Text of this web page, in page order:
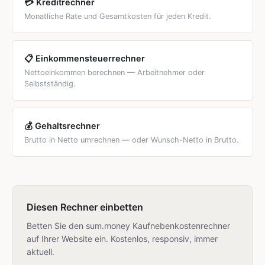
💳 Kreditrechner
Monatliche Rate und Gesamtkosten für jeden Kredit.
📋 Einkommensteuerrechner
Nettoeinkommen berechnen — Arbeitnehmer oder
Selbstständig.
💰 Gehaltsrechner
Brutto in Netto umrechnen — oder Wunsch-Netto in Brutto.
Diesen Rechner einbetten
Betten Sie den sum.money Kaufnebenkostenrechner
auf Ihrer Website ein. Kostenlos, responsiv, immer
aktuell.